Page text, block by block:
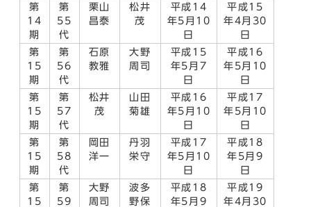
第
14
期
第
55
代
栗山
昌泰
松井
茂
平成14
年5月10
日
平成15
年4月30
日
第
15
期
第
56
代
石原
教雅
大野
周司
平成15
年5月7
日
平成16
年5月10
日
第
15
期
第
57
代
松井
茂
山田
菊雄
平成16
年5月10
日
平成17
年5月10
日
第
15
期
第
58
代
岡田
洋一
丹羽
栄守
平成17
年5月10
日
平成18
年5月9
日
第
15
第
59
大野
周司
波多
野保
平成18
年5月9
平成19
年4月30